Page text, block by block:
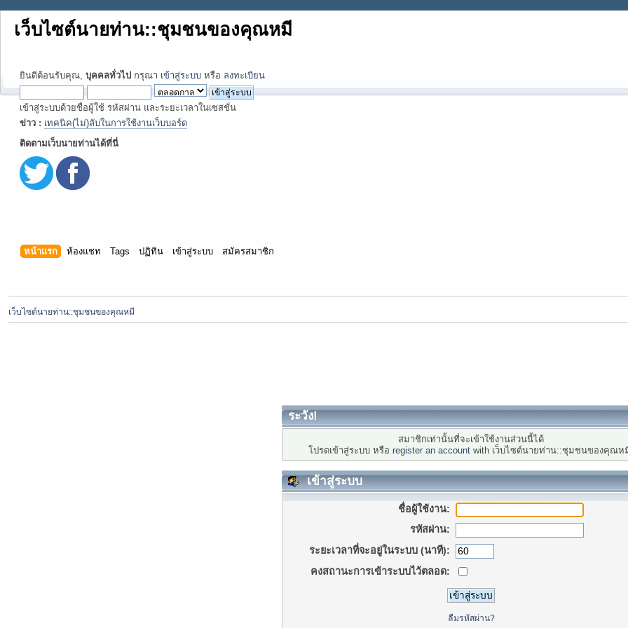
เว็บไซต์นายท่าน::ชุมชนของคุณหมี
ยินดีต้อนรับคุณ, บุคคลทั่วไป กรุณา เข้าสู่ระบบ หรือ ลงทะเบียน
เข้าสู่ระบบด้วยชื่อผู้ใช้ รหัสผ่าน และระยะเวลาในเซสชั่น
ข่าว : เทคนิค(ไม่)ลับในการใช้งานเว็บบอร์ด
ติดตามเว็บนายท่านได้ที่นี่
หน้าแรก ห้องแชท Tags ปฏิทิน เข้าสู่ระบบ สมัครสมาชิก
เว็บไซต์นายท่าน::ชุมชนของคุณหมี
ระวัง!
สมาชิกเท่านั้นที่จะเข้าใช้งานส่วนนี้ได้
โปรดเข้าสู่ระบบ หรือ register an account with เว็บไซต์นายท่าน::ชุมชนของคุณห
เข้าสู่ระบบ
ชื่อผู้ใช้งาน:
รหัสผ่าน:
ระยะเวลาที่จะอยู่ในระบบ (นาที):
คงสถานะการเข้าระบบไว้ตลอด:
ลืมรหัสผ่าน?